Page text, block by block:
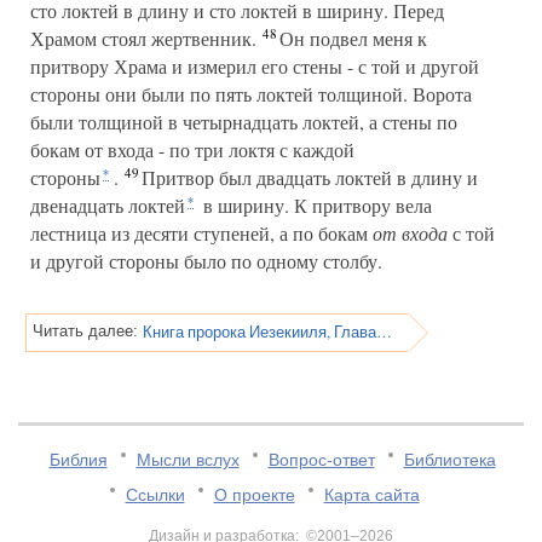
сто локтей в длину и сто локтей в ширину. Перед
Храмом стоял жертвенник. 48Он подвел меня к
притвору Храма и измерил его стены - с той и другой
стороны они были по пять локтей толщиной. Ворота
были толщиной в четырнадцать локтей, а стены по
бокам от входа - по три локтя с каждой
стороны* . 49Притвор был двадцать локтей в длину и
двенадцать локтей *
в ширину. К притвору вела
лестница из десяти ступеней, а по бокамот входас той
и другой стороны было по одному столбу.
Читать далее: Книга пророка Иезекииля, Глава 41
Библия Мысли вслух Вопрос-ответ
Библиотека
Ссылки
О проекте Карта сайта
Дизайн и разработка: ©2001–2026